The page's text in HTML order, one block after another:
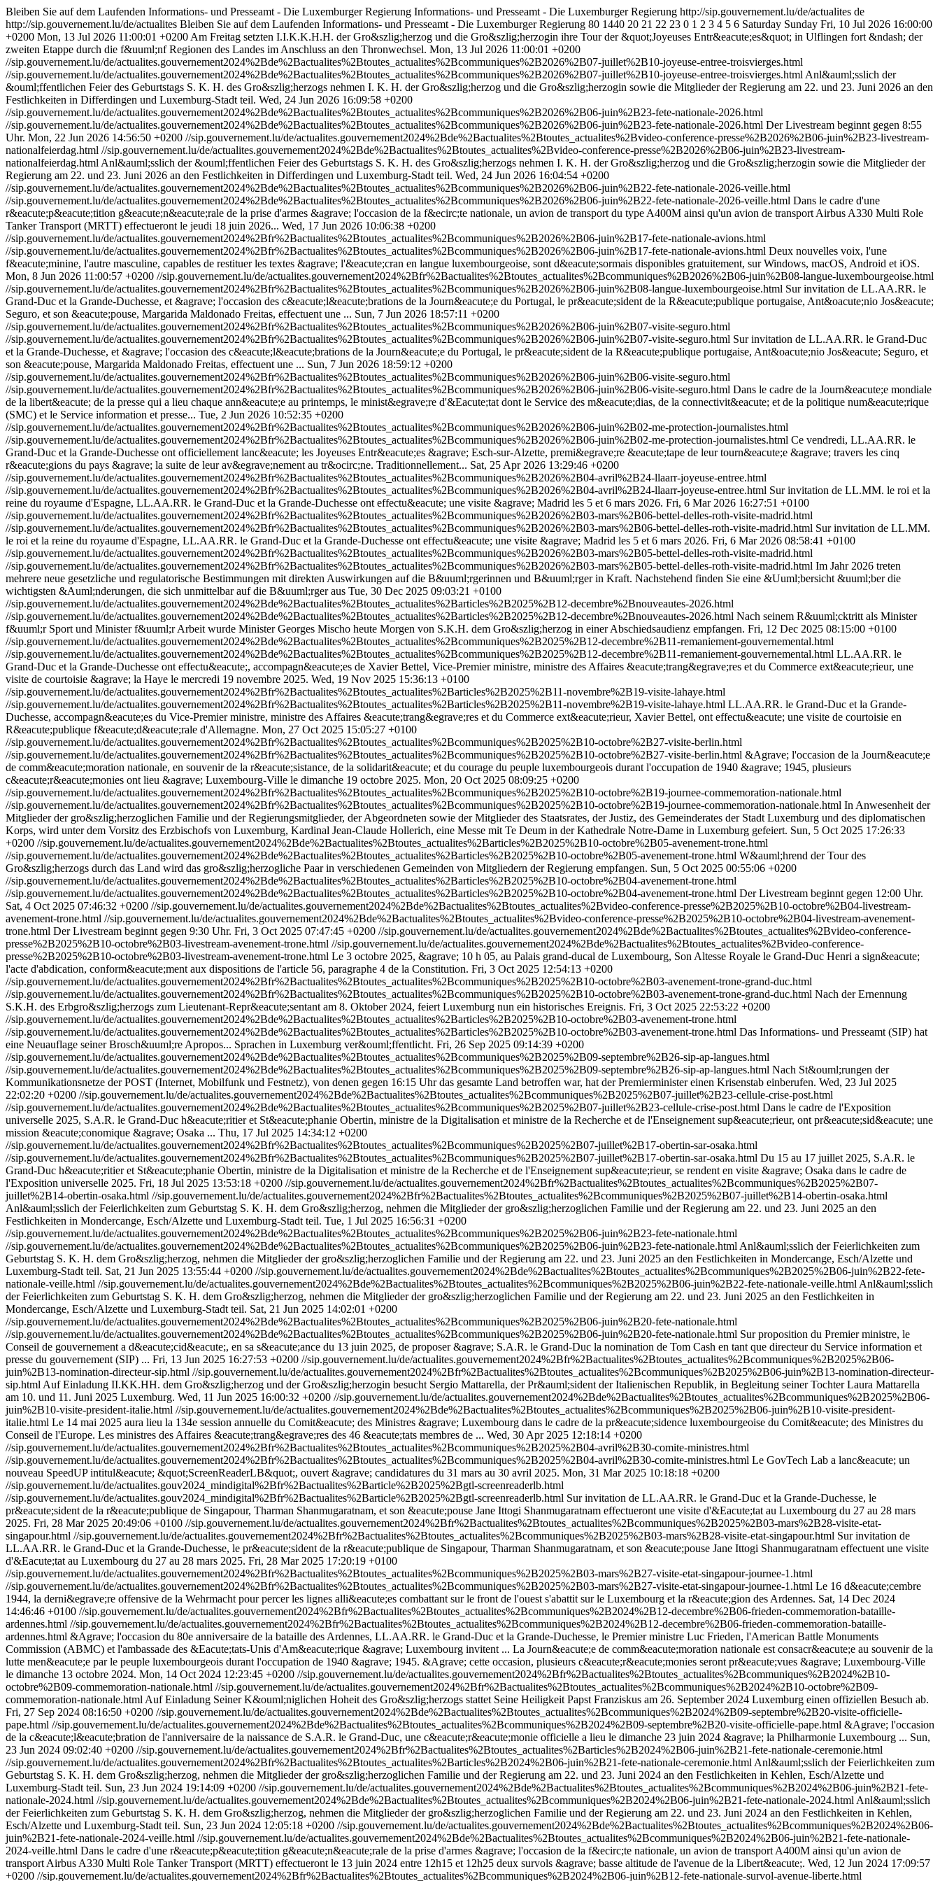
Bleiben Sie auf dem Laufenden Informations- und Presseamt - Die Luxemburger Regierung Informations- und Presseamt - Die Luxemburger Regierung http://sip.gouvernement.lu/de/actualites de
http://sip.gouvernement.lu/de/actualites Bleiben Sie auf dem Laufenden Informations- und Presseamt - Die Luxemburger Regierung 80 1440 20 21 22 23 0 1 2 3 4 5 6 Saturday Sunday Fri, 10 Jul 2026 16:00:00
+0200 Mon, 13 Jul 2026 11:00:01 +0200 Am Freitag setzten I.I.K.K.H.H. der Gro&szlig;herzog und die Gro&szlig;herzogin ihre Tour der &quot;Joyeuses Entr&eacute;es&quot; in Ulflingen fort &ndash; der
zweiten Etappe durch die f&uuml;nf Regionen des Landes im Anschluss an den Thronwechsel. Mon, 13 Jul 2026 11:00:01 +0200
//sip.gouvernement.lu/de/actualites.gouvernement2024%2Bde%2Bactualites%2Btoutes_actualites%2Bcommuniques%2B2026%2B07-juillet%2B10-joyeuse-entree-troisvierges.html
//sip.gouvernement.lu/de/actualites.gouvernement2024%2Bde%2Bactualites%2Btoutes_actualites%2Bcommuniques%2B2026%2B07-juillet%2B10-joyeuse-entree-troisvierges.html Anl&auml;sslich der
&ouml;ffentlichen Feier des Geburtstags S. K. H. des Gro&szlig;herzogs nehmen I. K. H. der Gro&szlig;herzog und die Gro&szlig;herzogin sowie die Mitglieder der Regierung am 22. und 23. Juni 2026 an den
Festlichkeiten in Differdingen und Luxemburg-Stadt teil. Wed, 24 Jun 2026 16:09:58 +0200
//sip.gouvernement.lu/de/actualites.gouvernement2024%2Bde%2Bactualites%2Btoutes_actualites%2Bcommuniques%2B2026%2B06-juin%2B23-fete-nationale-2026.html
//sip.gouvernement.lu/de/actualites.gouvernement2024%2Bde%2Bactualites%2Btoutes_actualites%2Bcommuniques%2B2026%2B06-juin%2B23-fete-nationale-2026.html Der Livestream beginnt gegen 8:55
Uhr. Mon, 22 Jun 2026 14:56:50 +0200 //sip.gouvernement.lu/de/actualites.gouvernement2024%2Bde%2Bactualites%2Btoutes_actualites%2Bvideo-conference-presse%2B2026%2B06-juin%2B23-livestream-
nationalfeierdag.html //sip.gouvernement.lu/de/actualites.gouvernement2024%2Bde%2Bactualites%2Btoutes_actualites%2Bvideo-conference-presse%2B2026%2B06-juin%2B23-livestream-
nationalfeierdag.html Anl&auml;sslich der &ouml;ffentlichen Feier des Geburtstags S. K. H. des Gro&szlig;herzogs nehmen I. K. H. der Gro&szlig;herzog und die Gro&szlig;herzogin sowie die Mitglieder der
Regierung am 22. und 23. Juni 2026 an den Festlichkeiten in Differdingen und Luxemburg-Stadt teil. Wed, 24 Jun 2026 16:04:54 +0200
//sip.gouvernement.lu/de/actualites.gouvernement2024%2Bde%2Bactualites%2Btoutes_actualites%2Bcommuniques%2B2026%2B06-juin%2B22-fete-nationale-2026-veille.html
//sip.gouvernement.lu/de/actualites.gouvernement2024%2Bde%2Bactualites%2Btoutes_actualites%2Bcommuniques%2B2026%2B06-juin%2B22-fete-nationale-2026-veille.html Dans le cadre d'une
r&eacute;p&eacute;tition g&eacute;n&eacute;rale de la prise d'armes &agrave; l'occasion de la f&ecirc;te nationale, un avion de transport du type A400M ainsi qu'un avion de transport Airbus A330 Multi Role
Tanker Transport (MRTT) effectueront le jeudi 18 juin 2026... Wed, 17 Jun 2026 10:06:38 +0200
//sip.gouvernement.lu/de/actualites.gouvernement2024%2Bfr%2Bactualites%2Btoutes_actualites%2Bcommuniques%2B2026%2B06-juin%2B17-fete-nationale-avions.html
//sip.gouvernement.lu/de/actualites.gouvernement2024%2Bfr%2Bactualites%2Btoutes_actualites%2Bcommuniques%2B2026%2B06-juin%2B17-fete-nationale-avions.html Deux nouvelles voix, l'une
f&eacute;minine, l'autre masculine, capables de restituer les textes &agrave; l'&eacute;cran en langue luxembourgeoise, sont d&eacute;sormais disponibles gratuitement, sur Windows, macOS, Android et iOS.
Mon, 8 Jun 2026 11:00:57 +0200 //sip.gouvernement.lu/de/actualites.gouvernement2024%2Bfr%2Bactualites%2Btoutes_actualites%2Bcommuniques%2B2026%2B06-juin%2B08-langue-luxembourgeoise.html
//sip.gouvernement.lu/de/actualites.gouvernement2024%2Bfr%2Bactualites%2Btoutes_actualites%2Bcommuniques%2B2026%2B06-juin%2B08-langue-luxembourgeoise.html Sur invitation de LL.AA.RR. le
Grand-Duc et la Grande-Duchesse, et &agrave; l'occasion des c&eacute;l&eacute;brations de la Journ&eacute;e du Portugal, le pr&eacute;sident de la R&eacute;publique portugaise, Ant&oacute;nio Jos&eacute;
Seguro, et son &eacute;pouse, Margarida Maldonado Freitas, effectuent une ... Sun, 7 Jun 2026 18:57:11 +0200
//sip.gouvernement.lu/de/actualites.gouvernement2024%2Bfr%2Bactualites%2Btoutes_actualites%2Bcommuniques%2B2026%2B06-juin%2B07-visite-seguro.html
//sip.gouvernement.lu/de/actualites.gouvernement2024%2Bfr%2Bactualites%2Btoutes_actualites%2Bcommuniques%2B2026%2B06-juin%2B07-visite-seguro.html Sur invitation de LL.AA.RR. le Grand-Duc
et la Grande-Duchesse, et &agrave; l'occasion des c&eacute;l&eacute;brations de la Journ&eacute;e du Portugal, le pr&eacute;sident de la R&eacute;publique portugaise, Ant&oacute;nio Jos&eacute; Seguro, et
son &eacute;pouse, Margarida Maldonado Freitas, effectuent une ... Sun, 7 Jun 2026 18:59:12 +0200
//sip.gouvernement.lu/de/actualites.gouvernement2024%2Bfr%2Bactualites%2Btoutes_actualites%2Bcommuniques%2B2026%2B06-juin%2B06-visite-seguro.html
//sip.gouvernement.lu/de/actualites.gouvernement2024%2Bfr%2Bactualites%2Btoutes_actualites%2Bcommuniques%2B2026%2B06-juin%2B06-visite-seguro.html Dans le cadre de la Journ&eacute;e mondiale
de la libert&eacute; de la presse qui a lieu chaque ann&eacute;e au printemps, le minist&egrave;re d'&Eacute;tat dont le Service des m&eacute;dias, de la connectivit&eacute; et de la politique num&eacute;rique
(SMC) et le Service information et presse... Tue, 2 Jun 2026 10:52:35 +0200
//sip.gouvernement.lu/de/actualites.gouvernement2024%2Bfr%2Bactualites%2Btoutes_actualites%2Bcommuniques%2B2026%2B06-juin%2B02-me-protection-journalistes.html
//sip.gouvernement.lu/de/actualites.gouvernement2024%2Bfr%2Bactualites%2Btoutes_actualites%2Bcommuniques%2B2026%2B06-juin%2B02-me-protection-journalistes.html Ce vendredi, LL.AA.RR. le
Grand-Duc et la Grande-Duchesse ont officiellement lanc&eacute; les Joyeuses Entr&eacute;es &agrave; Esch-sur-Alzette, premi&egrave;re &eacute;tape de leur tourn&eacute;e &agrave; travers les cinq
r&eacute;gions du pays &agrave; la suite de leur av&egrave;nement au tr&ocirc;ne. Traditionnellement... Sat, 25 Apr 2026 13:29:46 +0200
//sip.gouvernement.lu/de/actualites.gouvernement2024%2Bfr%2Bactualites%2Btoutes_actualites%2Bcommuniques%2B2026%2B04-avril%2B24-llaarr-joyeuse-entree.html
//sip.gouvernement.lu/de/actualites.gouvernement2024%2Bfr%2Bactualites%2Btoutes_actualites%2Bcommuniques%2B2026%2B04-avril%2B24-llaarr-joyeuse-entree.html Sur invitation de LL.MM. le roi et la
reine du royaume d'Espagne, LL.AA.RR. le Grand-Duc et la Grande-Duchesse ont effectu&eacute; une visite &agrave; Madrid les 5 et 6 mars 2026. Fri, 6 Mar 2026 16:27:51 +0100
//sip.gouvernement.lu/de/actualites.gouvernement2024%2Bfr%2Bactualites%2Btoutes_actualites%2Bcommuniques%2B2026%2B03-mars%2B06-bettel-delles-roth-visite-madrid.html
//sip.gouvernement.lu/de/actualites.gouvernement2024%2Bfr%2Bactualites%2Btoutes_actualites%2Bcommuniques%2B2026%2B03-mars%2B06-bettel-delles-roth-visite-madrid.html Sur invitation de LL.MM.
le roi et la reine du royaume d'Espagne, LL.AA.RR. le Grand-Duc et la Grande-Duchesse ont effectu&eacute; une visite &agrave; Madrid les 5 et 6 mars 2026. Fri, 6 Mar 2026 08:58:41 +0100
//sip.gouvernement.lu/de/actualites.gouvernement2024%2Bfr%2Bactualites%2Btoutes_actualites%2Bcommuniques%2B2026%2B03-mars%2B05-bettel-delles-roth-visite-madrid.html
//sip.gouvernement.lu/de/actualites.gouvernement2024%2Bfr%2Bactualites%2Btoutes_actualites%2Bcommuniques%2B2026%2B03-mars%2B05-bettel-delles-roth-visite-madrid.html Im Jahr 2026 treten
mehrere neue gesetzliche und regulatorische Bestimmungen mit direkten Auswirkungen auf die B&uuml;rgerinnen und B&uuml;rger in Kraft. Nachstehend finden Sie eine &Uuml;bersicht &uuml;ber die
wichtigsten &Auml;nderungen, die sich unmittelbar auf die B&uuml;rger aus Tue, 30 Dec 2025 09:03:21 +0100
//sip.gouvernement.lu/de/actualites.gouvernement2024%2Bde%2Bactualites%2Btoutes_actualites%2Barticles%2B2025%2B12-decembre%2Bnouveautes-2026.html
//sip.gouvernement.lu/de/actualites.gouvernement2024%2Bde%2Bactualites%2Btoutes_actualites%2Barticles%2B2025%2B12-decembre%2Bnouveautes-2026.html Nach seinem R&uuml;cktritt als Minister
f&uuml;r Sport und Minister f&uuml;r Arbeit wurde Minister Georges Mischo heute Morgen von S.K.H. dem Gro&szlig;herzog in einer Abschiedsaudienz empfangen. Fri, 12 Dec 2025 08:15:00 +0100
//sip.gouvernement.lu/de/actualites.gouvernement2024%2Bde%2Bactualites%2Btoutes_actualites%2Bcommuniques%2B2025%2B12-decembre%2B11-remaniement-gouvernemental.html
//sip.gouvernement.lu/de/actualites.gouvernement2024%2Bde%2Bactualites%2Btoutes_actualites%2Bcommuniques%2B2025%2B12-decembre%2B11-remaniement-gouvernemental.html LL.AA.RR. le
Grand-Duc et la Grande-Duchesse ont effectu&eacute;, accompagn&eacute;es de Xavier Bettel, Vice-Premier ministre, ministre des Affaires &eacute;trang&egrave;res et du Commerce ext&eacute;rieur, une
visite de courtoisie &agrave; la Haye le mercredi 19 novembre 2025. Wed, 19 Nov 2025 15:36:13 +0100
//sip.gouvernement.lu/de/actualites.gouvernement2024%2Bfr%2Bactualites%2Btoutes_actualites%2Barticles%2B2025%2B11-novembre%2B19-visite-lahaye.html
//sip.gouvernement.lu/de/actualites.gouvernement2024%2Bfr%2Bactualites%2Btoutes_actualites%2Barticles%2B2025%2B11-novembre%2B19-visite-lahaye.html LL.AA.RR. le Grand-Duc et la Grande-
Duchesse, accompagn&eacute;es du Vice-Premier ministre, ministre des Affaires &eacute;trang&egrave;res et du Commerce ext&eacute;rieur, Xavier Bettel, ont effectu&eacute; une visite de courtoisie en
R&eacute;publique f&eacute;d&eacute;rale d'Allemagne. Mon, 27 Oct 2025 15:05:27 +0100
//sip.gouvernement.lu/de/actualites.gouvernement2024%2Bfr%2Bactualites%2Btoutes_actualites%2Bcommuniques%2B2025%2B10-octobre%2B27-visite-berlin.html
//sip.gouvernement.lu/de/actualites.gouvernement2024%2Bfr%2Bactualites%2Btoutes_actualites%2Bcommuniques%2B2025%2B10-octobre%2B27-visite-berlin.html &Agrave; l'occasion de la Journ&eacute;e
de comm&eacute;moration nationale, en souvenir de la r&eacute;sistance, de la solidarit&eacute; et du courage du peuple luxembourgeois durant l'occupation de 1940 &agrave; 1945, plusieurs
c&eacute;r&eacute;monies ont lieu &agrave; Luxembourg-Ville le dimanche 19 octobre 2025. Mon, 20 Oct 2025 08:09:25 +0200
//sip.gouvernement.lu/de/actualites.gouvernement2024%2Bfr%2Bactualites%2Btoutes_actualites%2Bcommuniques%2B2025%2B10-octobre%2B19-journee-commemoration-nationale.html
//sip.gouvernement.lu/de/actualites.gouvernement2024%2Bfr%2Bactualites%2Btoutes_actualites%2Bcommuniques%2B2025%2B10-octobre%2B19-journee-commemoration-nationale.html In Anwesenheit der
Mitglieder der gro&szlig;herzoglichen Familie und der Regierungsmitglieder, der Abgeordneten sowie der Mitglieder des Staatsrates, der Justiz, des Gemeinderates der Stadt Luxemburg und des diplomatischen
Korps, wird unter dem Vorsitz des Erzbischofs von Luxemburg, Kardinal Jean-Claude Hollerich, eine Messe mit Te Deum in der Kathedrale Notre-Dame in Luxemburg gefeiert. Sun, 5 Oct 2025 17:26:33
+0200 //sip.gouvernement.lu/de/actualites.gouvernement2024%2Bde%2Bactualites%2Btoutes_actualites%2Barticles%2B2025%2B10-octobre%2B05-avenement-trone.html
//sip.gouvernement.lu/de/actualites.gouvernement2024%2Bde%2Bactualites%2Btoutes_actualites%2Barticles%2B2025%2B10-octobre%2B05-avenement-trone.html W&auml;hrend der Tour des
Gro&szlig;herzogs durch das Land wird das gro&szlig;herzogliche Paar in verschiedenen Gemeinden von Mitgliedern der Regierung empfangen. Sun, 5 Oct 2025 00:55:06 +0200
//sip.gouvernement.lu/de/actualites.gouvernement2024%2Bde%2Bactualites%2Btoutes_actualites%2Barticles%2B2025%2B10-octobre%2B04-avenement-trone.html
//sip.gouvernement.lu/de/actualites.gouvernement2024%2Bde%2Bactualites%2Btoutes_actualites%2Barticles%2B2025%2B10-octobre%2B04-avenement-trone.html Der Livestream beginnt gegen 12:00 Uhr.
Sat, 4 Oct 2025 07:46:32 +0200 //sip.gouvernement.lu/de/actualites.gouvernement2024%2Bde%2Bactualites%2Btoutes_actualites%2Bvideo-conference-presse%2B2025%2B10-octobre%2B04-livestream-
avenement-trone.html //sip.gouvernement.lu/de/actualites.gouvernement2024%2Bde%2Bactualites%2Btoutes_actualites%2Bvideo-conference-presse%2B2025%2B10-octobre%2B04-livestream-avenement-
trone.html Der Livestream beginnt gegen 9:30 Uhr. Fri, 3 Oct 2025 07:47:45 +0200 //sip.gouvernement.lu/de/actualites.gouvernement2024%2Bde%2Bactualites%2Btoutes_actualites%2Bvideo-conference-
presse%2B2025%2B10-octobre%2B03-livestream-avenement-trone.html //sip.gouvernement.lu/de/actualites.gouvernement2024%2Bde%2Bactualites%2Btoutes_actualites%2Bvideo-conference-
presse%2B2025%2B10-octobre%2B03-livestream-avenement-trone.html Le 3 octobre 2025, &agrave; 10 h 05, au Palais grand-ducal de Luxembourg, Son Altesse Royale le Grand-Duc Henri a sign&eacute;
l'acte d'abdication, conform&eacute;ment aux dispositions de l'article 56, paragraphe 4 de la Constitution. Fri, 3 Oct 2025 12:54:13 +0200
//sip.gouvernement.lu/de/actualites.gouvernement2024%2Bfr%2Bactualites%2Btoutes_actualites%2Bcommuniques%2B2025%2B10-octobre%2B03-avenement-trone-grand-duc.html
//sip.gouvernement.lu/de/actualites.gouvernement2024%2Bfr%2Bactualites%2Btoutes_actualites%2Bcommuniques%2B2025%2B10-octobre%2B03-avenement-trone-grand-duc.html Nach der Ernennung
S.K.H. des Erbgro&szlig;herzogs zum Lieutenant-Repr&eacute;sentant am 8. Oktober 2024, feiert Luxemburg nun ein historisches Ereignis. Fri, 3 Oct 2025 22:53:22 +0200
//sip.gouvernement.lu/de/actualites.gouvernement2024%2Bde%2Bactualites%2Btoutes_actualites%2Barticles%2B2025%2B10-octobre%2B03-avenement-trone.html
//sip.gouvernement.lu/de/actualites.gouvernement2024%2Bde%2Bactualites%2Btoutes_actualites%2Barticles%2B2025%2B10-octobre%2B03-avenement-trone.html Das Informations- und Presseamt (SIP) hat
eine Neuauflage seiner Brosch&uuml;re Apropos... Sprachen in Luxemburg ver&ouml;ffentlicht. Fri, 26 Sep 2025 09:14:39 +0200
//sip.gouvernement.lu/de/actualites.gouvernement2024%2Bde%2Bactualites%2Btoutes_actualites%2Bcommuniques%2B2025%2B09-septembre%2B26-sip-ap-langues.html
//sip.gouvernement.lu/de/actualites.gouvernement2024%2Bde%2Bactualites%2Btoutes_actualites%2Bcommuniques%2B2025%2B09-septembre%2B26-sip-ap-langues.html Nach St&ouml;rungen der
Kommunikationsnetze der POST (Internet, Mobilfunk und Festnetz), von denen gegen 16:15 Uhr das gesamte Land betroffen war, hat der Premierminister einen Krisenstab einberufen. Wed, 23 Jul 2025
22:02:20 +0200 //sip.gouvernement.lu/de/actualites.gouvernement2024%2Bde%2Bactualites%2Btoutes_actualites%2Bcommuniques%2B2025%2B07-juillet%2B23-cellule-crise-post.html
//sip.gouvernement.lu/de/actualites.gouvernement2024%2Bde%2Bactualites%2Btoutes_actualites%2Bcommuniques%2B2025%2B07-juillet%2B23-cellule-crise-post.html Dans le cadre de l'Exposition
universelle 2025, S.A.R. le Grand-Duc h&eacute;ritier et St&eacute;phanie Obertin, ministre de la Digitalisation et ministre de la Recherche et de l'Enseignement sup&eacute;rieur, ont pr&eacute;sid&eacute; une
mission &eacute;conomique &agrave; Osaka ... Thu, 17 Jul 2025 14:34:12 +0200
//sip.gouvernement.lu/de/actualites.gouvernement2024%2Bfr%2Bactualites%2Btoutes_actualites%2Bcommuniques%2B2025%2B07-juillet%2B17-obertin-sar-osaka.html
//sip.gouvernement.lu/de/actualites.gouvernement2024%2Bfr%2Bactualites%2Btoutes_actualites%2Bcommuniques%2B2025%2B07-juillet%2B17-obertin-sar-osaka.html Du 15 au 17 juillet 2025, S.A.R. le
Grand-Duc h&eacute;ritier et St&eacute;phanie Obertin, ministre de la Digitalisation et ministre de la Recherche et de l'Enseignement sup&eacute;rieur, se rendent en visite &agrave; Osaka dans le cadre de
l'Exposition universelle 2025. Fri, 18 Jul 2025 13:53:18 +0200 //sip.gouvernement.lu/de/actualites.gouvernement2024%2Bfr%2Bactualites%2Btoutes_actualites%2Bcommuniques%2B2025%2B07-
juillet%2B14-obertin-osaka.html //sip.gouvernement.lu/de/actualites.gouvernement2024%2Bfr%2Bactualites%2Btoutes_actualites%2Bcommuniques%2B2025%2B07-juillet%2B14-obertin-osaka.html
Anl&auml;sslich der Feierlichkeiten zum Geburtstag S. K. H. dem Gro&szlig;herzog, nehmen die Mitglieder der gro&szlig;herzoglichen Familie und der Regierung am 22. und 23. Juni 2025 an den
Festlichkeiten in Mondercange, Esch/Alzette und Luxemburg-Stadt teil. Tue, 1 Jul 2025 16:56:31 +0200
//sip.gouvernement.lu/de/actualites.gouvernement2024%2Bde%2Bactualites%2Btoutes_actualites%2Bcommuniques%2B2025%2B06-juin%2B23-fete-nationale.html
//sip.gouvernement.lu/de/actualites.gouvernement2024%2Bde%2Bactualites%2Btoutes_actualites%2Bcommuniques%2B2025%2B06-juin%2B23-fete-nationale.html Anl&auml;sslich der Feierlichkeiten zum
Geburtstag S. K. H. dem Gro&szlig;herzog, nehmen die Mitglieder der gro&szlig;herzoglichen Familie und der Regierung am 22. und 23. Juni 2025 an den Festlichkeiten in Mondercange, Esch/Alzette und
Luxemburg-Stadt teil. Sat, 21 Jun 2025 13:55:44 +0200 //sip.gouvernement.lu/de/actualites.gouvernement2024%2Bde%2Bactualites%2Btoutes_actualites%2Bcommuniques%2B2025%2B06-juin%2B22-fete-
nationale-veille.html //sip.gouvernement.lu/de/actualites.gouvernement2024%2Bde%2Bactualites%2Btoutes_actualites%2Bcommuniques%2B2025%2B06-juin%2B22-fete-nationale-veille.html Anl&auml;sslich
der Feierlichkeiten zum Geburtstag S. K. H. dem Gro&szlig;herzog, nehmen die Mitglieder der gro&szlig;herzoglichen Familie und der Regierung am 22. und 23. Juni 2025 an den Festlichkeiten in
Mondercange, Esch/Alzette und Luxemburg-Stadt teil. Sat, 21 Jun 2025 14:02:01 +0200
//sip.gouvernement.lu/de/actualites.gouvernement2024%2Bde%2Bactualites%2Btoutes_actualites%2Bcommuniques%2B2025%2B06-juin%2B20-fete-nationale.html
//sip.gouvernement.lu/de/actualites.gouvernement2024%2Bde%2Bactualites%2Btoutes_actualites%2Bcommuniques%2B2025%2B06-juin%2B20-fete-nationale.html Sur proposition du Premier ministre, le
Conseil de gouvernement a d&eacute;cid&eacute;, en sa s&eacute;ance du 13 juin 2025, de proposer &agrave; S.A.R. le Grand-Duc la nomination de Tom Cash en tant que directeur du Service information et
presse du gouvernement (SIP) ... Fri, 13 Jun 2025 16:27:53 +0200 //sip.gouvernement.lu/de/actualites.gouvernement2024%2Bfr%2Bactualites%2Btoutes_actualites%2Bcommuniques%2B2025%2B06-
juin%2B13-nomination-directeur-sip.html //sip.gouvernement.lu/de/actualites.gouvernement2024%2Bfr%2Bactualites%2Btoutes_actualites%2Bcommuniques%2B2025%2B06-juin%2B13-nomination-directeur-
sip.html Auf Einladung II.KK.HH. dem Gro&szlig;herzog und der Gro&szlig;herzogin besucht Sergio Mattarella, der Pr&auml;sident der Italienischen Republik, in Begleitung seiner Tochter Laura Mattarella
am 10. und 11. Juni 2025 Luxemburg. Wed, 11 Jun 2025 16:00:32 +0200 //sip.gouvernement.lu/de/actualites.gouvernement2024%2Bde%2Bactualites%2Btoutes_actualites%2Bcommuniques%2B2025%2B06-
juin%2B10-visite-president-italie.html //sip.gouvernement.lu/de/actualites.gouvernement2024%2Bde%2Bactualites%2Btoutes_actualites%2Bcommuniques%2B2025%2B06-juin%2B10-visite-president-
italie.html Le 14 mai 2025 aura lieu la 134e session annuelle du Comit&eacute; des Ministres &agrave; Luxembourg dans le cadre de la pr&eacute;sidence luxembourgeoise du Comit&eacute; des Ministres du
Conseil de l'Europe. Les ministres des Affaires &eacute;trang&egrave;res des 46 &eacute;tats membres de ... Wed, 30 Apr 2025 12:18:14 +0200
//sip.gouvernement.lu/de/actualites.gouvernement2024%2Bfr%2Bactualites%2Btoutes_actualites%2Bcommuniques%2B2025%2B04-avril%2B30-comite-ministres.html
//sip.gouvernement.lu/de/actualites.gouvernement2024%2Bfr%2Bactualites%2Btoutes_actualites%2Bcommuniques%2B2025%2B04-avril%2B30-comite-ministres.html Le GovTech Lab a lanc&eacute; un
nouveau SpeedUP intitul&eacute; &quot;ScreenReaderLB&quot;, ouvert &agrave; candidatures du 31 mars au 30 avril 2025. Mon, 31 Mar 2025 10:18:18 +0200
//sip.gouvernement.lu/de/actualites.gouv2024_mindigital%2Bfr%2Bactualites%2Barticle%2B2025%2Bgtl-screenreaderlb.html
//sip.gouvernement.lu/de/actualites.gouv2024_mindigital%2Bfr%2Bactualites%2Barticle%2B2025%2Bgtl-screenreaderlb.html Sur invitation de LL.AA.RR. le Grand-Duc et la Grande-Duchesse, le
pr&eacute;sident de la r&eacute;publique de Singapour, Tharman Shanmugaratnam, et son &eacute;pouse Jane Ittogi Shanmugaratnam effectueront une visite d'&Eacute;tat au Luxembourg du 27 au 28 mars
2025. Fri, 28 Mar 2025 20:49:06 +0100 //sip.gouvernement.lu/de/actualites.gouvernement2024%2Bfr%2Bactualites%2Btoutes_actualites%2Bcommuniques%2B2025%2B03-mars%2B28-visite-etat-
singapour.html //sip.gouvernement.lu/de/actualites.gouvernement2024%2Bfr%2Bactualites%2Btoutes_actualites%2Bcommuniques%2B2025%2B03-mars%2B28-visite-etat-singapour.html Sur invitation de
LL.AA.RR. le Grand-Duc et la Grande-Duchesse, le pr&eacute;sident de la r&eacute;publique de Singapour, Tharman Shanmugaratnam, et son &eacute;pouse Jane Ittogi Shanmugaratnam effectuent une visite
d'&Eacute;tat au Luxembourg du 27 au 28 mars 2025. Fri, 28 Mar 2025 17:20:19 +0100
//sip.gouvernement.lu/de/actualites.gouvernement2024%2Bfr%2Bactualites%2Btoutes_actualites%2Bcommuniques%2B2025%2B03-mars%2B27-visite-etat-singapour-journee-1.html
//sip.gouvernement.lu/de/actualites.gouvernement2024%2Bfr%2Bactualites%2Btoutes_actualites%2Bcommuniques%2B2025%2B03-mars%2B27-visite-etat-singapour-journee-1.html Le 16 d&eacute;cembre
1944, la derni&egrave;re offensive de la Wehrmacht pour percer les lignes alli&eacute;es combattant sur le front de l'ouest s'abattit sur le Luxembourg et la r&eacute;gion des Ardennes. Sat, 14 Dec 2024
14:46:46 +0100 //sip.gouvernement.lu/de/actualites.gouvernement2024%2Bfr%2Bactualites%2Btoutes_actualites%2Bcommuniques%2B2024%2B12-decembre%2B06-frieden-commemoration-bataille-
ardennes.html //sip.gouvernement.lu/de/actualites.gouvernement2024%2Bfr%2Bactualites%2Btoutes_actualites%2Bcommuniques%2B2024%2B12-decembre%2B06-frieden-commemoration-bataille-
ardennes.html &Agrave; l'occasion du 80e anniversaire de la bataille des Ardennes, LL.AA.RR. le Grand-Duc et la Grande-Duchesse, le Premier ministre Luc Frieden, l'American Battle Monuments
Commission (ABMC) et l'ambassade des &Eacute;tats-Unis d'Am&eacute;rique &agrave; Luxembourg invitent ... La Journ&eacute;e de comm&eacute;moration nationale est consacr&eacute;e au souvenir de la
lutte men&eacute;e par le peuple luxembourgeois durant l'occupation de 1940 &agrave; 1945. &Agrave; cette occasion, plusieurs c&eacute;r&eacute;monies seront pr&eacute;vues &agrave; Luxembourg-Ville
le dimanche 13 octobre 2024. Mon, 14 Oct 2024 12:23:45 +0200 //sip.gouvernement.lu/de/actualites.gouvernement2024%2Bfr%2Bactualites%2Btoutes_actualites%2Bcommuniques%2B2024%2B10-
octobre%2B09-commemoration-nationale.html //sip.gouvernement.lu/de/actualites.gouvernement2024%2Bfr%2Bactualites%2Btoutes_actualites%2Bcommuniques%2B2024%2B10-octobre%2B09-
commemoration-nationale.html Auf Einladung Seiner K&ouml;niglichen Hoheit des Gro&szlig;herzogs stattet Seine Heiligkeit Papst Franziskus am 26. September 2024 Luxemburg einen offiziellen Besuch ab.
Fri, 27 Sep 2024 08:16:50 +0200 //sip.gouvernement.lu/de/actualites.gouvernement2024%2Bde%2Bactualites%2Btoutes_actualites%2Bcommuniques%2B2024%2B09-septembre%2B20-visite-officielle-
pape.html //sip.gouvernement.lu/de/actualites.gouvernement2024%2Bde%2Bactualites%2Btoutes_actualites%2Bcommuniques%2B2024%2B09-septembre%2B20-visite-officielle-pape.html &Agrave; l'occasion
de la c&eacute;l&eacute;bration de l'anniversaire de la naissance de S.A.R. le Grand-Duc, une c&eacute;r&eacute;monie officielle a lieu le dimanche 23 juin 2024 &agrave; la Philharmonie Luxembourg ... Sun,
23 Jun 2024 09:02:40 +0200 //sip.gouvernement.lu/de/actualites.gouvernement2024%2Bfr%2Bactualites%2Btoutes_actualites%2Barticles%2B2024%2B06-juin%2B21-fete-nationale-ceremonie.html
//sip.gouvernement.lu/de/actualites.gouvernement2024%2Bfr%2Bactualites%2Btoutes_actualites%2Barticles%2B2024%2B06-juin%2B21-fete-nationale-ceremonie.html Anl&auml;sslich der Feierlichkeiten zum
Geburtstag S. K. H. dem Gro&szlig;herzog, nehmen die Mitglieder der gro&szlig;herzoglichen Familie und der Regierung am 22. und 23. Juni 2024 an den Festlichkeiten in Kehlen, Esch/Alzette und
Luxemburg-Stadt teil. Sun, 23 Jun 2024 19:14:09 +0200 //sip.gouvernement.lu/de/actualites.gouvernement2024%2Bde%2Bactualites%2Btoutes_actualites%2Bcommuniques%2B2024%2B06-juin%2B21-fete-
nationale-2024.html //sip.gouvernement.lu/de/actualites.gouvernement2024%2Bde%2Bactualites%2Btoutes_actualites%2Bcommuniques%2B2024%2B06-juin%2B21-fete-nationale-2024.html Anl&auml;sslich
der Feierlichkeiten zum Geburtstag S. K. H. dem Gro&szlig;herzog, nehmen die Mitglieder der gro&szlig;herzoglichen Familie und der Regierung am 22. und 23. Juni 2024 an den Festlichkeiten in Kehlen,
Esch/Alzette und Luxemburg-Stadt teil. Sun, 23 Jun 2024 12:05:18 +0200 //sip.gouvernement.lu/de/actualites.gouvernement2024%2Bde%2Bactualites%2Btoutes_actualites%2Bcommuniques%2B2024%2B06-
juin%2B21-fete-nationale-2024-veille.html //sip.gouvernement.lu/de/actualites.gouvernement2024%2Bde%2Bactualites%2Btoutes_actualites%2Bcommuniques%2B2024%2B06-juin%2B21-fete-nationale-
2024-veille.html Dans le cadre d'une r&eacute;p&eacute;tition g&eacute;n&eacute;rale de la prise d'armes &agrave; l'occasion de la f&ecirc;te nationale, un avion de transport A400M ainsi qu'un avion de
transport Airbus A330 Multi Role Tanker Transport (MRTT) effectueront le 13 juin 2024 entre 12h15 et 12h25 deux survols &agrave; basse altitude de l'avenue de la Libert&eacute;. Wed, 12 Jun 2024 17:09:57
+0200 //sip.gouvernement.lu/de/actualites.gouvernement2024%2Bfr%2Bactualites%2Btoutes_actualites%2Bcommuniques%2B2024%2B06-juin%2B12-fete-nationale-survol-avenue-liberte.html